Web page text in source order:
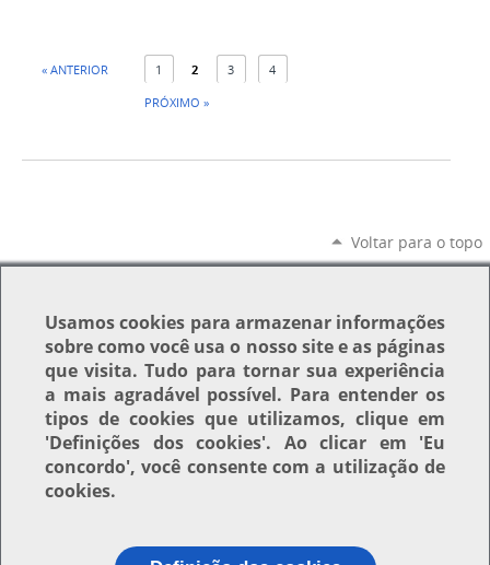
« ANTERIOR 1 2 3
4
PRÓXIMO »
Voltar para o topo
Usamoscookies para armazenar informações
sobre como você usa o nosso site e as páginas
que visita. Tudo para tornar sua experiência
a mais agradável possível. Para entender os
tipos de cookies que utilizamos, clique em
'Definições dos cookies'. Ao clicar em 'Eu
concordo', você consente com a utilização de
cookies.